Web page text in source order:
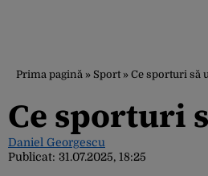
Prima pagină » Sport» Ce sporturi să
Ce sporturi
Daniel Georgescu
Publicat: 31.07.2025, 18:25